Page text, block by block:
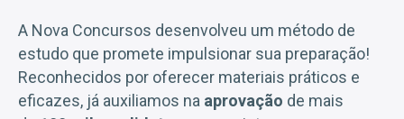
A Nova Concursos desenvolveu um método de
estudo que promete impulsionar sua preparação!
Reconhecidos por oferecer materiais práticos e
eficazes, já auxiliamos na aprovação de mais